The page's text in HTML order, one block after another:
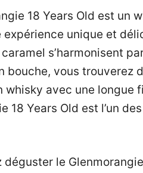
18 Years Old est un
expérience unique et
s’harmonisent
bouche, vous trouverez
whisky avec une longue
18 Years Old est l’un
déguster le